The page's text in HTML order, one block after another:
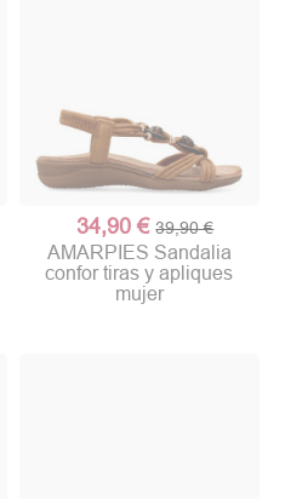
34,90 € 39,90 €
AMARPIES Sandalia
confor tiras y apliques
mujer